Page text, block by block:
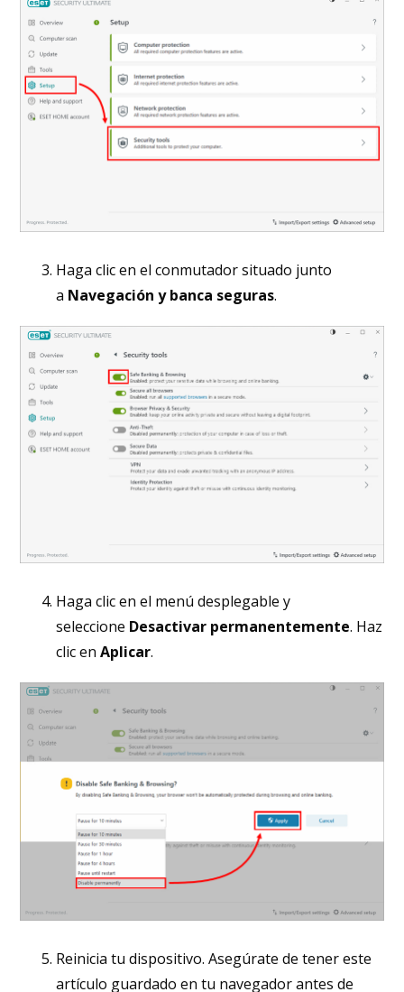
Haga clic en el conmutador situado junto
a Navegación y banca seguras.
Haga clic en el menú desplegable y
seleccione Desactivar permanentemente. Haz
clic enAplicar.
Reinicia tu dispositivo. Asegúrate de tener este
artículo guardado en tu navegador antes de